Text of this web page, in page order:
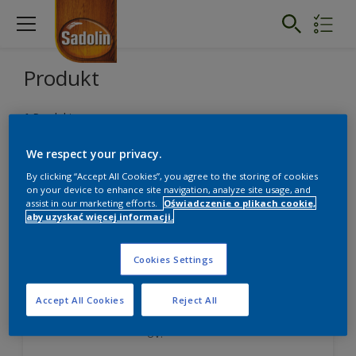
Produkt
1Produkt
ZATWIERDŹ FILTRY
SADOLIN LAKIER ZEWNĘTRZNY YACHT
Wysoka wydajność - max. 20 m2/L
Tworzy elastyczne powłoki
pracujące z drewnem.
Odporność na promieniowanie
UV.
We respect your privacy.
By clicking “Accept All Cookies”, you agree to the storing of cookies
on your device to enhance site navigation, analyze site usage, and
assist in our marketing efforts. Oświadczenie o plikach cookie,
aby uzyskać więcej informacji.
Cookies Settings
Reject All
Accept All Cookies